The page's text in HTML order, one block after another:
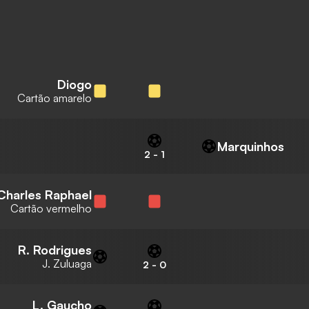
Diogo
Cartão amarelo
2 - 1
Marquinhos
Raphael
Cartão vermelho
R. Rodrigues
J. Zuluaga 2 - 0
L. Gaucho